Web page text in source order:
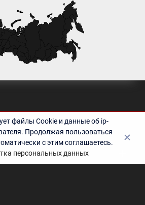
файлы Cookie и данные об ip-
Продолжая пользоваться
с этим соглашаетесь.
персональных данных